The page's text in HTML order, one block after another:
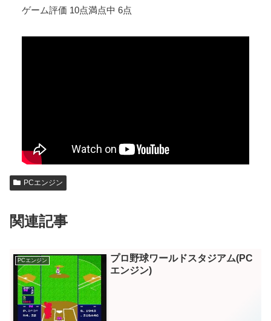
ゲーム評価 10点満点中 6点
PCエンジン
関連記事
PCエンジン
プロ野球ワールドスタジアム(PC
エンジン)